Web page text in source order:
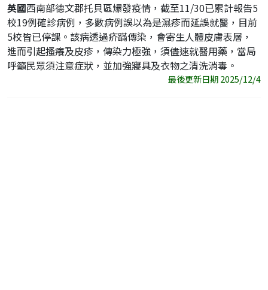
英國西南部德文郡托貝區爆發疫情，截至11/30已累計報告5
校19例確診病例，多數病例誤以為是濕疹而延誤就醫，目前
5校皆已停課。該病透過疥蹣傳染，會寄生人體皮膚表層，
進而引起搔癢及皮疹，傳染力極強，須儘速就醫用藥，當局
呼籲民眾須注意症狀，並加強寢具及衣物之清洗消毒。
最後更新日期 2025/12/4